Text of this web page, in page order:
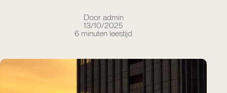
Door admin
13/10/2025
6 minuten leestijd